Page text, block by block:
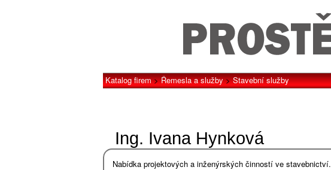
Ing. Ivana Hynková
Katalog firem>Řemesla a služby>Stavební služby
Nabídka projektových a inženýrských činností ve stavebnictví.